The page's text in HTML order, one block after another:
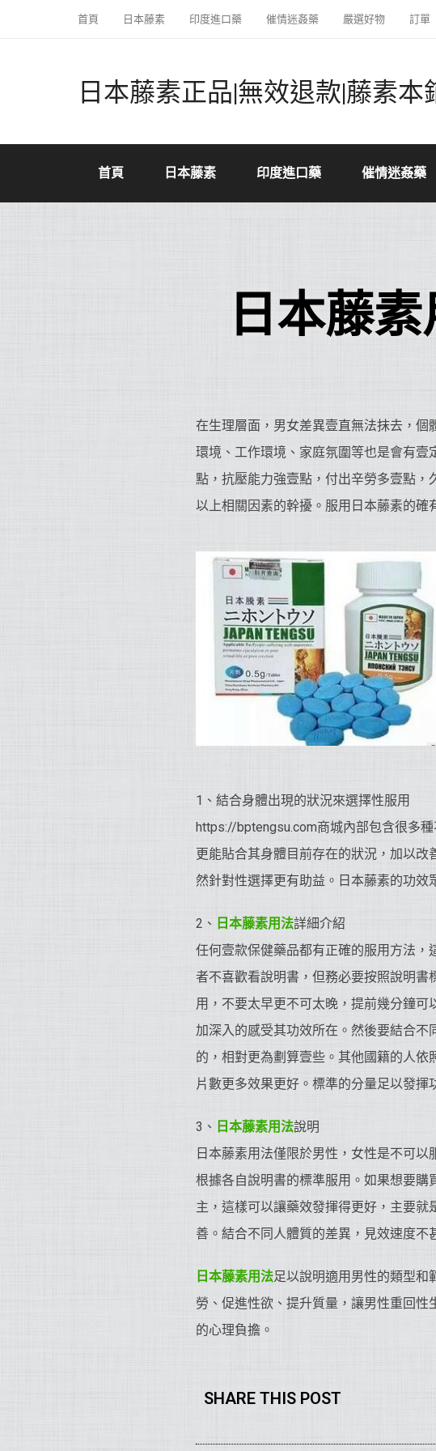
首頁 日本藤素 印度進口藥 催情迷姦藥 嚴選好物 訂單
日本藤素正品|無效退款|藤素本
首頁 日本藤素 印度進口藥 催情迷姦藥
日本藤
在生理層面，男女差異壹直無法抹去，
環境、工作環境、家庭氛圍等也是會有
點，抗壓能力強壹點，付出辛勞多壹點，
以上相關因素的幹擾。服用日本藤素的確
1、結合身體出現的狀況來選擇性服用
https://bptengsu.com商城內部包含很多
更能貼合其身體目前存在的狀況，加以
然針對性選擇更有助益。日本藤素的功效
2、 日本藤素用法詳細介紹
任何壹款保健藥品都有正確的服用方法
者不喜歡看說明書，但務必要按照說明
用，不要太早更不可太晚，提前幾分鐘
加深入的感受其功效所在。然後要結合
的，相對更為劃算壹些。其他國籍的人
片數更多效果更好。標準的分量足以發揮
3、 日本藤素用法說明
日本藤素用法僅限於男性，女性是不可
根據各自說明書的標準服用。如果想要
主，這樣可以讓藥效發揮得更好，主要
善。結合不同人體質的差異，見效速度不
日本藤素用法足以說明適用男性的類型和
勞、促進性欲、提升質量，讓男性重回
的心理負擔。
SHARE THIS POST